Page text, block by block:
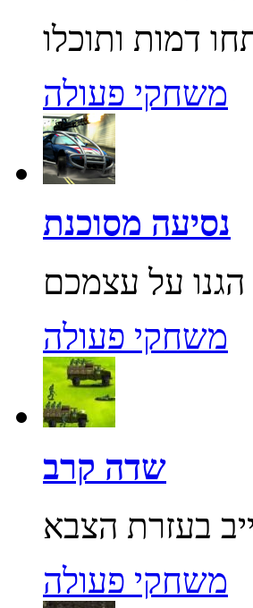
משחקי פעולה
נסיעה מסוכנת
משחקי פעולה
שדה קרב
משחקי פעולה